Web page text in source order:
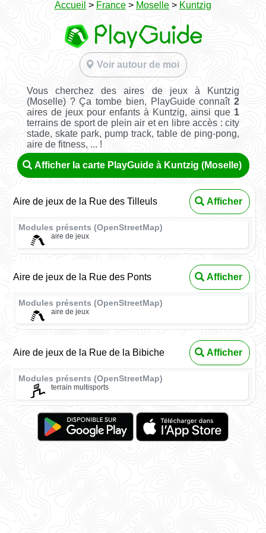
Accueil > France > Moselle > Kuntzig
Voir autour de moi
Vous cherchez des aires de jeux à Kuntzig
(Moselle) ? Ça tombe bien, PlayGuide connaît2
aires de jeux pour enfants à Kuntzig, ainsi que 1
terrains de sport de plein air et en libre accès : city
stade, skate park, pump track, table de ping-pong,
aire de fitness, ... !
Afficher la carte PlayGuide à Kuntzig (Moselle)
Aire de jeux de la Rue des Tilleuls Afficher
Modules présents (OpenStreetMap)
aire de jeux
Aire de jeux de la Rue des Ponts Afficher
Modules présents (OpenStreetMap)
aire de jeux
Aire de jeux de la Rue de la Bibiche Afficher
Modules présents (OpenStreetMap)
terrain multisports